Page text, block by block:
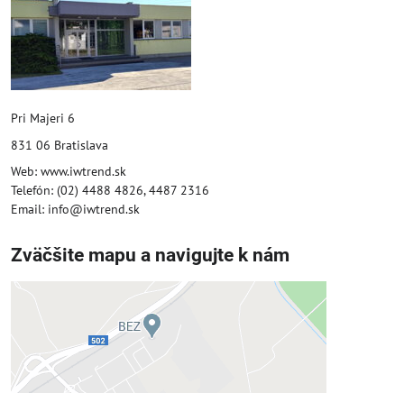
Pri Majeri 6
831 06 Bratislava
Web: www.iwtrend.sk
Telefón: (02) 4488 4826, 4487 2316
Email: info@iwtrend.sk
Zväčšite mapu a navigujte k nám
Externý obsah je blokovaný